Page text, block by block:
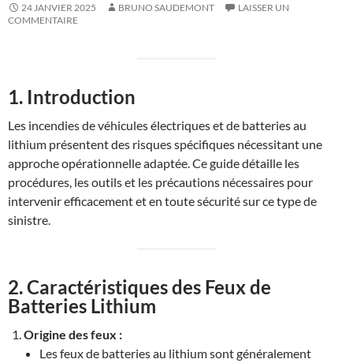
24 JANVIER 2025 BRUNO SAUDEMONT
LAISSER UN
COMMENTAIRE
1. Introduction
Les incendies de véhicules électriques et de batteries au
lithium présentent des risques spécifiques nécessitant une
approche opérationnelle adaptée. Ce guide détaille les
procédures, les outils et les précautions nécessaires pour
intervenir efficacement et en toute sécurité sur ce type de
sinistre.
2. Caractéristiques des Feux de
Batteries Lithium
Origine des feux :
Les feux de batteries au lithium sont généralement